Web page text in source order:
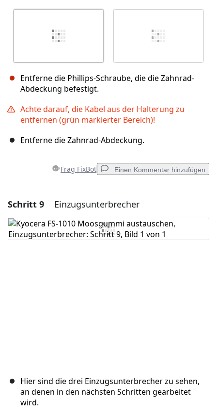
Entferne die Phillips-Schraube, die die Zahnrad-
Abdeckung befestigt.
Achte darauf, die Kabel aus der Halterung zu
entfernen (grün markierter Bereich)!
Entferne die Zahnrad-Abdeckung.
Frag FixBot Einen Kommentar hinzufügen
Einen Kommentar hinzufügen
Kommentar hinzufügen
Schritt 9 Einzugsunterbrecher
Hier sind die drei Einzugsunterbrecher zu sehen,
an denen in den nächsten Schritten gearbeitet
wird.